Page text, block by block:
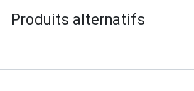
Produits alternatifs